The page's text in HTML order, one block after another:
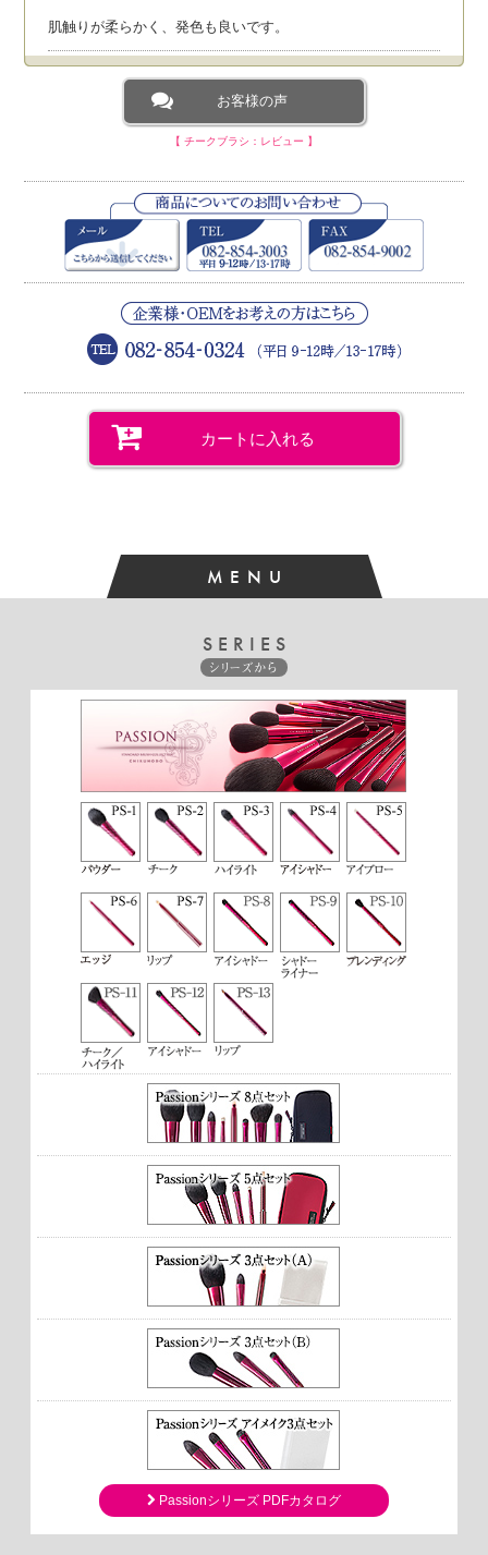
肌触りが柔らかく、発色も良いです。
K.M様 （30代／女性）2021/02
★★★★★【とても満足】
R.A様 （30代／女性）2020/04
★★★★★【とても満足】
フワフワ、さらさらで気持ちいい！ピンポイントにもふわっ
とどちらでよく入ります。ラメ感があるチークをのせるのに
とてもいい。
K.K様 （20代／女性）
★★★★★【とても満足】
友人への誕生日プレゼントで贈りました。早速感想がとんで
きて、今までにない感触で塗りやすさが本当に良い！毎日使
Y.O様 （30代／女性）2018/02
☆
私はハイライト用に使っていますが、入れたい顔の部分部分
に丁度フィットしてくれます。確かにシアーめに入る感じで
失敗しにくいのが良いですね。重ねれば好みの仕上がりにな
ります。もちろん肌触りは柔らかく、心地良く使えていま
T.I様 （20代／女性）2017/01
★★★★★【とても満足】
きれいに発色し、ぼかしもきくのでシアーな仕上がりにもで
きて使いやすいです。今までチークに付属しているブラシし
違うことに驚きました。化粧がうまくなったような気分で、
実際に以前より良い仕上がりにとても満足しています。
★★★★☆【満足】
丸の形状が欲しくて購入しました。また軸色もとても奇麗！
粗光峰なので肌触りはとてもよい反面、色の出がかなり良い
ので発色の悪いチークにあわせて使う方が良さそうです。発
色の良いチークにあわせる場合は、しっかりと含んだ粉を払
ってから肌にのせる必要があります。ただ、それさえきちん
とすれば、とてもふんわりと狙ったところに色がのせられる
のでオススメです。
お客様の声
【 チークブラシ：レビュー 】
カートに入れる
MENU
SERIES
シリーズから
Passionシリーズ PDFカタログ